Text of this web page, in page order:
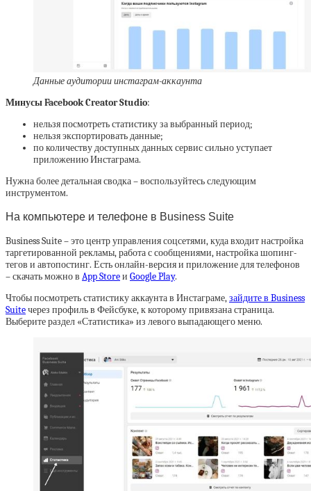
Данные аудитории инстаграм-аккаунта
Минусы Facebook Creator Studio:
нельзя посмотреть статистику за выбранный период;
нельзя экспортировать данные;
по количеству доступных данных сервис сильно уступает
приложению Инстаграма.
Нужна более детальная сводка – воспользуйтесь следующим
инструментом.
На компьютере и телефоне в Business Suite
Business Suite – это центр управления соцсетями, куда входит настройка
таргетированной рекламы, работа с сообщениями, настройка шопинг-
тегов и автопостинг. Есть онлайн-версия и приложение для телефонов
– скачать можно в App Storeи Google Play.
Чтобы посмотреть статистику аккаунта в Инстаграме,зайдите в Business
Suiteчерез профиль в Фейсбуке, к которому привязана страница.
Выберите раздел «Статистика» из левого выпадающего меню.